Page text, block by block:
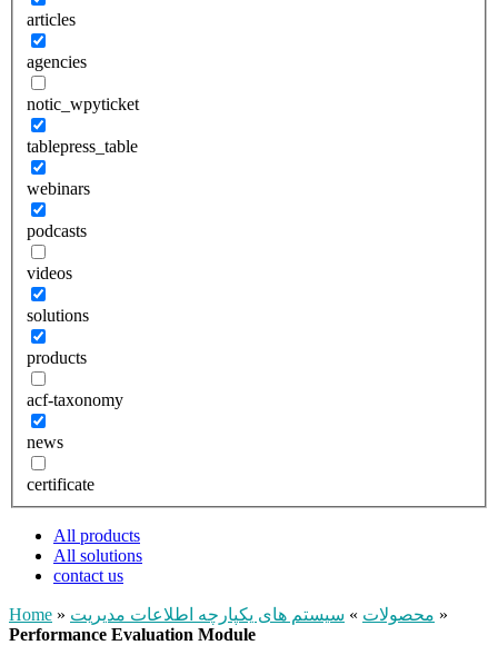
articles
agencies
notic_wpyticket
tablepress_table
webinars
podcasts
videos
solutions
products
acf-taxonomy
news
certificate
All products
All solutions
contact us
Home » محصولات » سیستم های یکپارچه اطلاعات مدیریت
»
Performance Evaluation Module